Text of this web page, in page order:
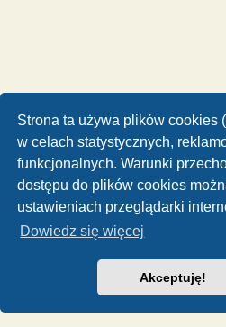
Strona ta używa plików cookies
w celach statystycznych,
funkcjonalnych. Warunki
dostępu do plików cookies
ustawieniach przeglądarki
Dowiedz się więcej
Akceptuję!